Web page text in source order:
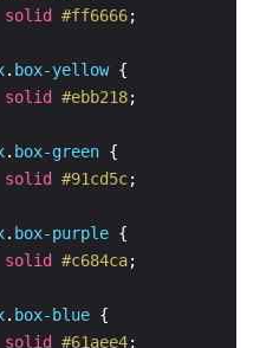
solid #ff6666
. box-yellow
solid #ebb218
. box-green
solid #91cd5c
. box-purple
solid #c684ca
. box-blue
solid #61aee4